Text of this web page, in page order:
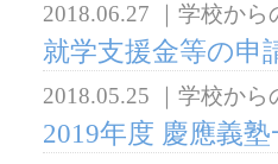
2018.06.27 学校から
就学支援金等の申
2018.05.25 学校から
2019年度 慶應義